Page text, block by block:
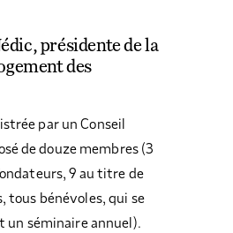
présidente de la
des
par un Conseil
de douze membres (3
9 au titre de
tous bénévoles, qui se
un séminaire annuel).